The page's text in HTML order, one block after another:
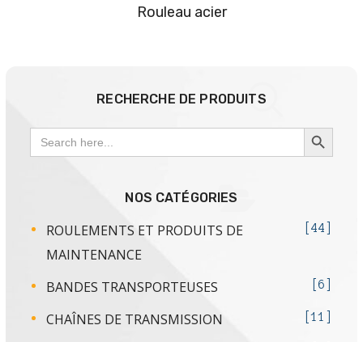
Rouleau acier
RECHERCHE DE PRODUITS
Search
for:
SEARCH BUTTON
NOS CATÉGORIES
ROULEMENTS ET PRODUITS DE
MAINTENANCE
44
BANDES TRANSPORTEUSES 6
CHAÎNES DE TRANSMISSION 11